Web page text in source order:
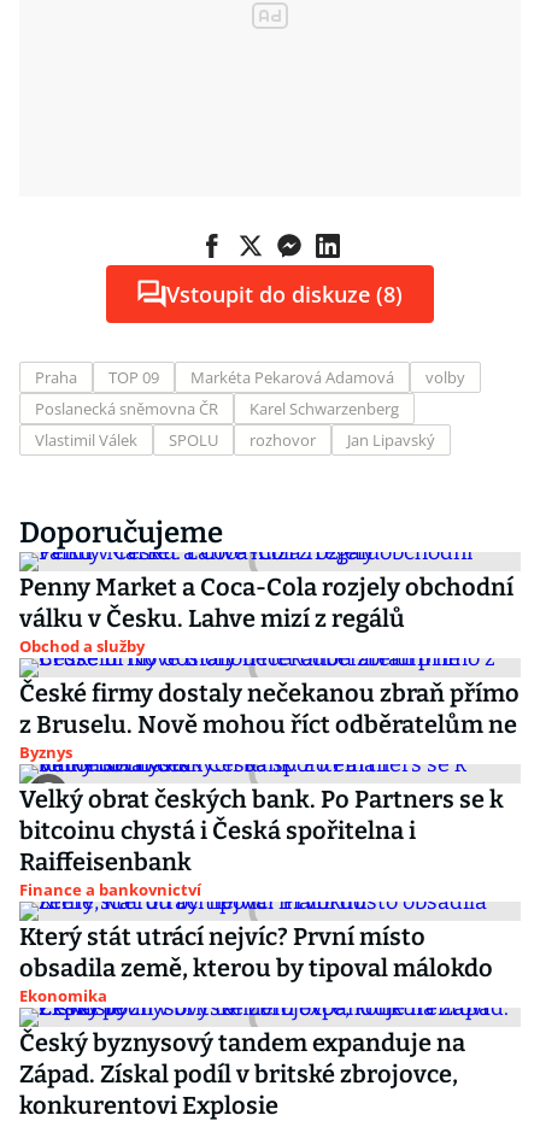
Vstoupit do diskuze (8)
Praha TOP 09 Markéta Pekarová Adamová
volby
Poslanecká sněmovna ČR
Karel Schwarzenberg
Vlastimil Válek
SPOLU rozhovor Jan Lipavský
Doporučujeme
Penny Market a Coca-Cola rozjely obchodní
válku v Česku. Lahve mizí z regálů
Obchod a služby
České firmy dostaly nečekanou zbraň přímo
z Bruselu. Nově mohou říct odběratelům ne
Byznys
Velký obrat českých bank. Po Partners se k
bitcoinu chystá i Česká spořitelna i
Raiffeisenbank
Finance a bankovnictví
Který stát utrácí nejvíc? První místo
obsadila země, kterou by tipoval málokdo
Ekonomika
Český byznysový tandem expanduje na
Západ. Získal podíl v britské zbrojovce,
konkurentovi Explosie